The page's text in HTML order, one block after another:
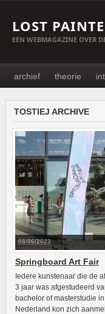
LOST
EEN WEBMAGAZINE OVER
archief theorie
TOSTIEJ ARCHIVE
08/06/2023
Springboard Art Fair
Iedere kunstenaar die de
3 jaar was afgestudeerd
bachelor of masterstudie in
Nederland kon zich